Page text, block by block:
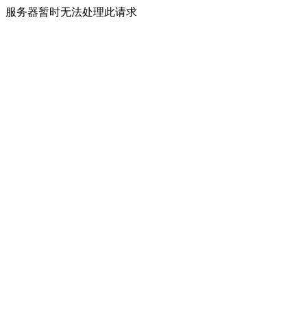
服务器暂时无法处理此请求